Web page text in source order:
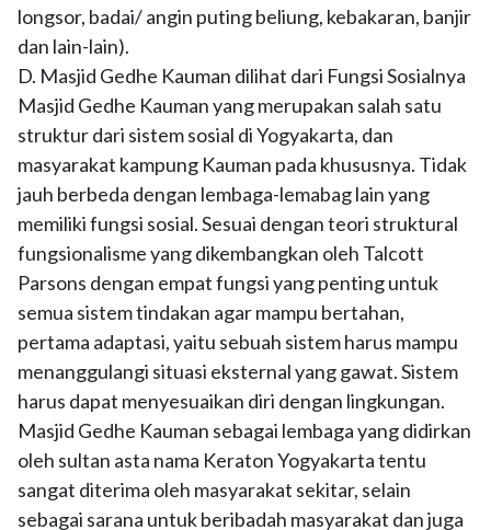
longsor, badai/ angin puting beliung, kebakaran, banjir
dan lain-lain).
D. Masjid Gedhe Kauman dilihat dari Fungsi Sosialnya
Masjid Gedhe Kauman yang merupakan salah satu
struktur dari sistem sosial di Yogyakarta, dan
masyarakat kampung Kauman pada khususnya. Tidak
jauh berbeda dengan lembaga-lemabag lain yang
memiliki fungsi sosial. Sesuai dengan teori struktural
fungsionalisme yang dikembangkan oleh Talcott
Parsons dengan empat fungsi yang penting untuk
semua sistem tindakan agar mampu bertahan,
pertama adaptasi, yaitu sebuah sistem harus mampu
menanggulangi situasi eksternal yang gawat. Sistem
harus dapat menyesuaikan diri dengan lingkungan.
Masjid Gedhe Kauman sebagai lembaga yang didirkan
oleh sultan asta nama Keraton Yogyakarta tentu
sangat diterima oleh masyarakat sekitar, selain
sebagai sarana untuk beribadah masyarakat dan juga